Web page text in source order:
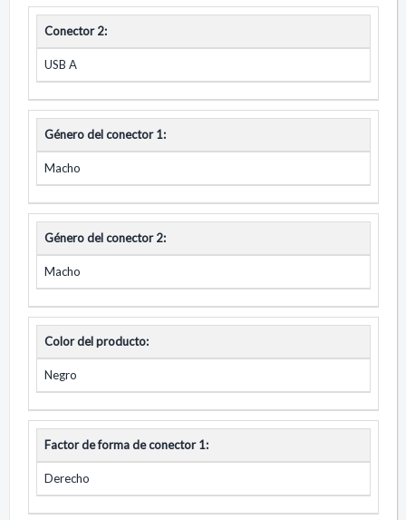
Conector 2:
USB A
Género del conector 1:
Macho
Género del conector 2:
Macho
Color del producto:
Negro
Factor de forma de conector 1:
Derecho